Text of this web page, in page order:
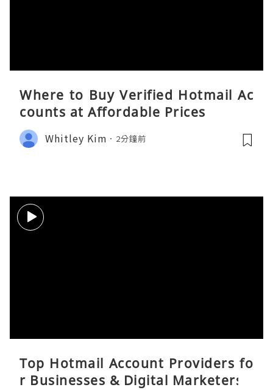
Where to Buy Verified Hotmail Ac
counts at Affordable Prices
Whitley Kim 2分鐘前
Top Hotmail Account Providers fo
r Businesses & Digital Marketers